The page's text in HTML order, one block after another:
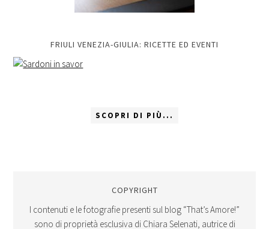
FRIULI VENEZIA-GIULIA: RICETTE ED EVENTI
SCOPRI DI PIÙ...
COPYRIGHT
I contenuti e le fotografie presenti sul blog “That’s Amore!”
sono di proprietà esclusiva di Chiara Selenati, autrice di